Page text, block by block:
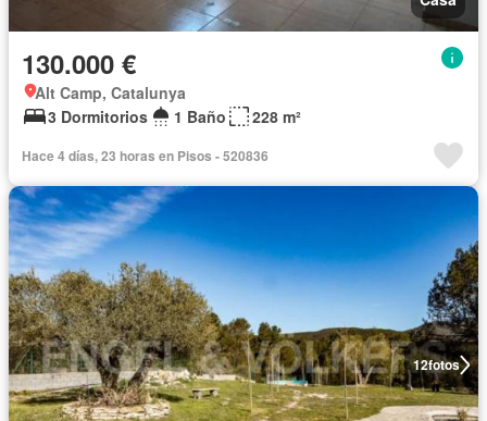
130.000 €
Alt Camp, Catalunya
3 Dormitorios
1 Baño 228 m²
Hace 4 días, 23 horas en Pisos - 520836
12fotos